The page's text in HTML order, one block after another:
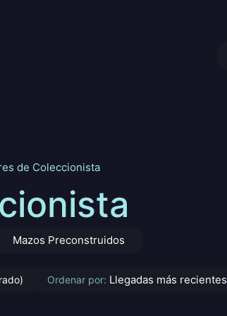
de Coleccionista
Mazos Preconstruidos
Ordenar por: Llegadas más recientes